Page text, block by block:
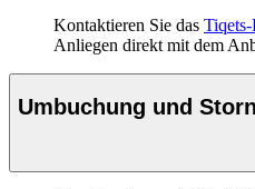
Kontaktieren Sie das
Anliegen direkt mit dem
Umbuchung und